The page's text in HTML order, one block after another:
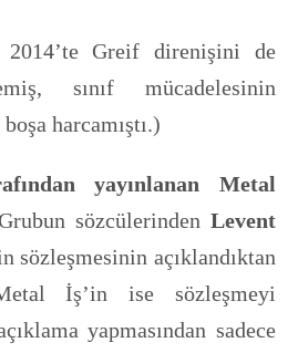
2014’te Greif direnişini de
sınıf mücadelesinin
harcamıştı.)
yayınlanan Metal
sözcülerinden Levent
sözleşmesinin açıklandıktan
İş’in ise sözleşmeyi
yapmasından sadece